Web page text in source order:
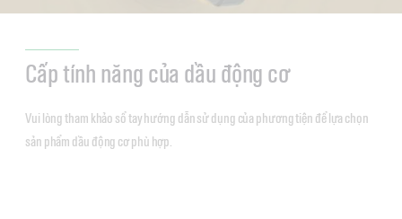
Cấp tính năng của dầu động cơ
Vui lòng tham khảo sổ tay hướng dẫn sử dụng của phương tiện để lựa chọn
sản phẩm dầu động cơ phù hợp.